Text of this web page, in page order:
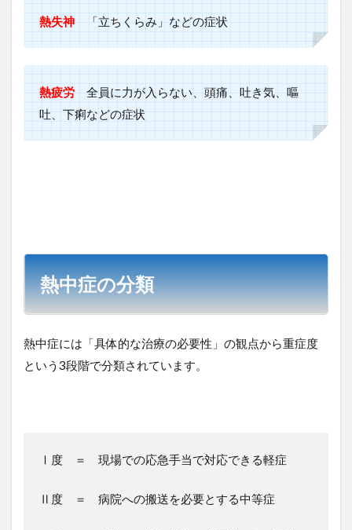
熱失神「立ちくらみ」などの症状
熱疲労全員に力が入らない、頭痛、吐き気、嘔
吐、下痢などの症状
熱中症の分類
熱中症には「具体的な治療の必要性」の観点から重症度
という3段階で分類されています。
Ⅰ度 ＝ 現場での応急手当で対応できる軽症
Ⅱ度 ＝ 病院への搬送を必要とする中等症